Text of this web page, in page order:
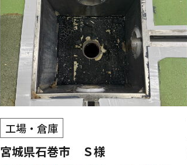
工場・倉庫
宮城県石巻市 Ｓ様